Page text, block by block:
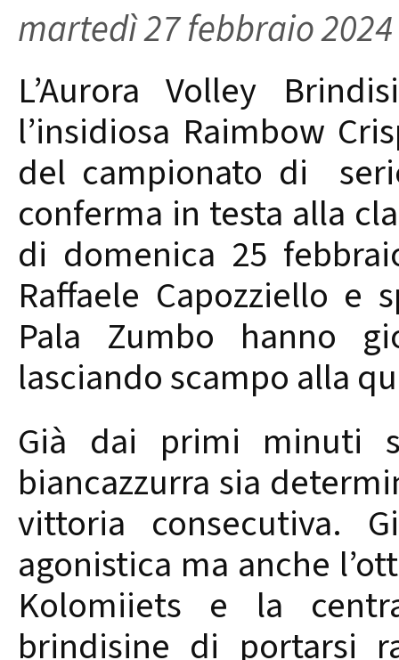
martedì 27 febbraio 2024
L’Aurora Volley
l’insidiosa Raimbow
del campionato di
conferma in testa alla
di domenica 25
Raffaele Capozziello
Pala Zumbo hanno
lasciando scampo alla
Già dai primi minuti
biancazzurra sia
vittoria consecutiva.
agonistica ma anche
Kolomiiets e la
brindisine di portarsi